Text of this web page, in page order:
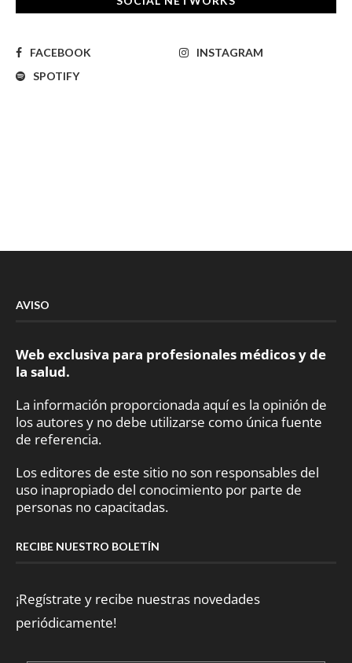
FACEBOOK
INSTAGRAM
SPOTIFY
AVISO
Web exclusiva para profesionales médicos y de
la salud.
La información proporcionada aquí es la opinión de
los autores y no debe utilizarse como única fuente
de referencia.
Los editores de este sitio no son responsables del
uso inapropiado del conocimiento por parte de
personas no capacitadas.
RECIBE NUESTRO BOLETÍN
¡Regístrate y recibe nuestras novedades
periódicamente!